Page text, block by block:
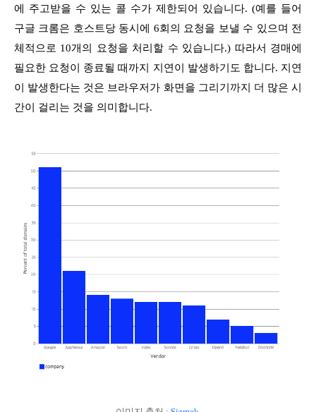
에 주고받을 수 있는 콜 수가 제한되어 있습니다. (예를 들어
구글 크롬은 호스트당 동시에 6회의 요청을 보낼 수 있으며 전
체적으로 10개의 요청을 처리할 수 있습니다.) 따라서 경매에
필요한 요청이 종료될 때까지 지연이 발생하기도 합니다. 지연
이 발생한다는 것은 브라우저가 화면을 그리기까지 더 많은 시
간이 걸리는 것을 의미합니다.